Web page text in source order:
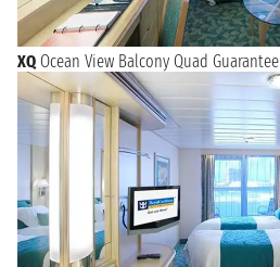
XQ Ocean View Balcony Quad Guarantee